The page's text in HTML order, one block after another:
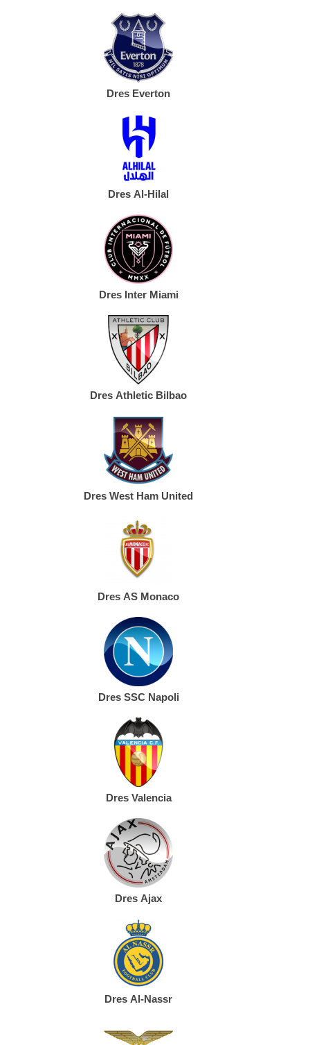
Dres Everton
Dres Al-Hilal
Dres Inter Miami
Dres Athletic Bilbao
Dres West Ham United
Dres AS Monaco
Dres SSC Napoli
Dres Valencia
Dres Ajax
Dres Al-Nassr